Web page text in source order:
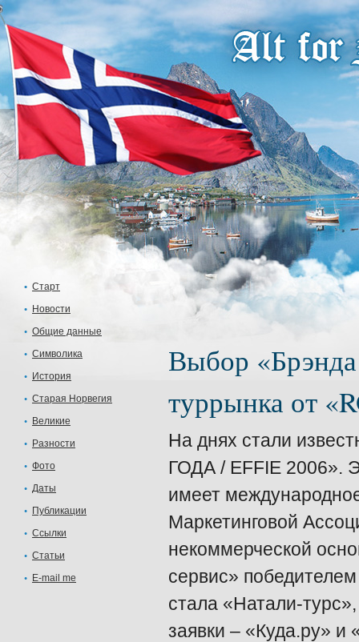
Старт
Новости
Общие данные
Символика
История
Старая Норвегия
Великие
Разности
Фото
Даты
Публикации
Ссылки
Статьи
E-mail me
Выбор «Брэнда
туррынка от
На днях стали
ГОДА / EFFIE 2006».
имеет
Маркетинговой
некоммерческой
сервис»
стала «Натали-
заявки – «Куда.ру» и